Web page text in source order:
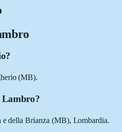
(MB).
Lambro?
della Brianza (MB), Lombardia.